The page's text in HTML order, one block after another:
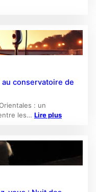
conservatoire de
: un
les… Lire plus